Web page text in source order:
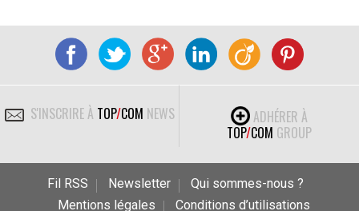
S'INSCRIRE À TOP/COM NEWS
ADHÉRER À
TOP/COM GROUP
Fil RSS Newsletter
Qui sommes-nous ?
Mentions légales
Conditions d’utilisations